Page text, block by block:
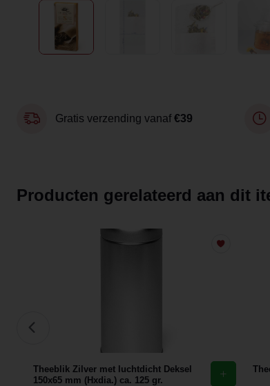
Gratis verzending vanaf €39
Producten gerelateerd aan dit
Theeblik Zilver met luchtdicht Deksel
150x65 mm (Hxdia.) ca. 125 gr.